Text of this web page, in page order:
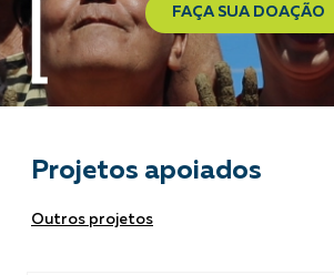
FAÇA SUA DOAÇÃO
Projetos apoiados
Outros projetos